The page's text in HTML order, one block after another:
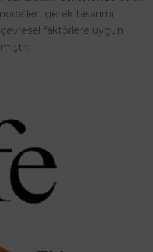
gerek tasarımı
çevresel faktörlere uygun